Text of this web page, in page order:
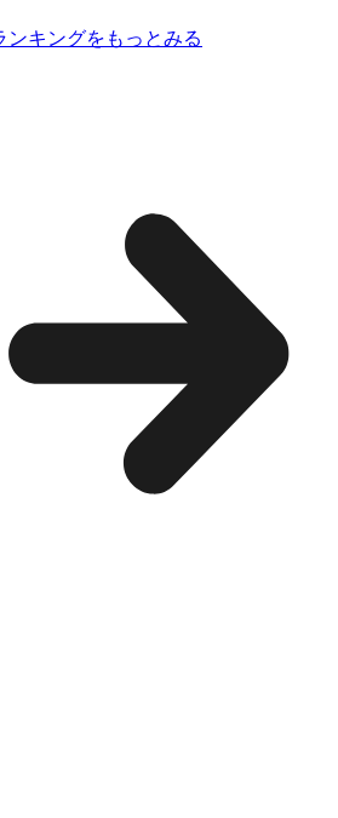
ンキングをもっとみる